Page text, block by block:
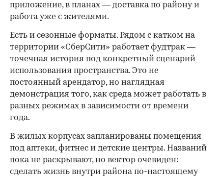
приложение, в планах — доставка по району и
работа уже с жителями.
Есть и сезонные форматы. Рядом с катком на
территории «СберСити» работает фудтрак —
точечная история под конкретный сценарий
использования пространства. Это не
постоянный арендатор, но наглядная
демонстрация того, как среда может работать в
разных режимах в зависимости от времени
года.
В жилых корпусах запланированы помещения
под аптеки, фитнес и детские центры. Названий
пока не раскрывают, но вектор очевиден:
сделать жизнь внутри района по-настоящему